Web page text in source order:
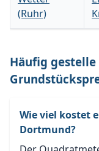
(Ruhr)
Häufig gestelle
Wie viel kostet
Dortmund?